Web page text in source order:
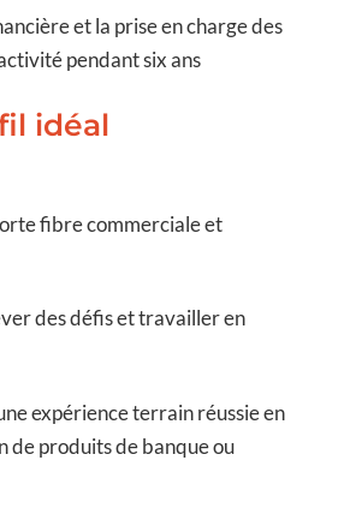
et la prise en charge des
pendant six ans
idéal
fibre commerciale et
des défis et travailler en
expérience terrain réussie en
de produits de banque ou